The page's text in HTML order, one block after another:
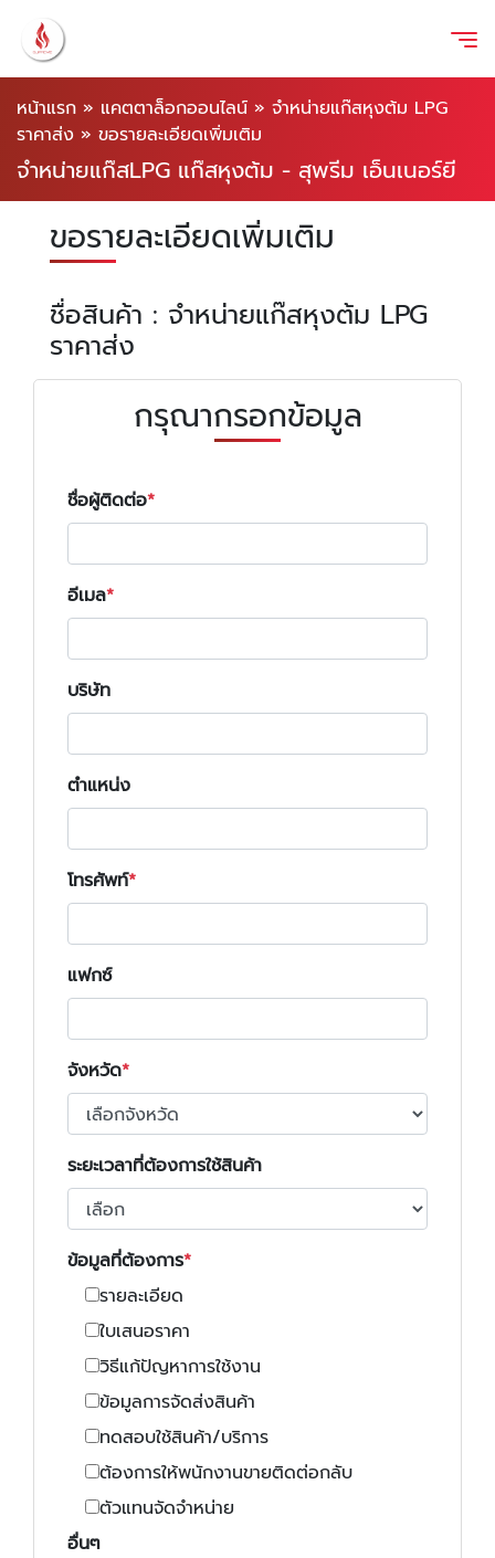
หน้าแรก » แคตตาล็อกออนไลน์ » จำหน่ายแก๊สหุงต้ม LPG
ราคาส่ง » ขอรายละเอียดเพิ่มเติม
จำหน่ายแก๊สLPG แก๊สหุงต้ม - สุพรีม เอ็นเนอร์ยี
ขอรายละเอียดเพิ่มเติม
ชื่อสินค้า : จำหน่ายแก๊สหุงต้ม LPG
ราคาส่ง
กรุณากรอกข้อมูล
ชื่อผู้ติดต่อ
อีเมล
บริษัท
ตำแหน่ง
โทรศัพท์
แฟกซ์
จังหวัด
ระยะเวลาที่ต้องการใช้สินค้า
ข้อมูลที่ต้องการ
รายละเอียด
ใบเสนอราคา
วิธีแก้ปัญหาการใช้งาน
ข้อมูลการจัดส่งสินค้า
ทดสอบใช้สินค้า/บริการ
ต้องการให้พนักงานขายติดต่อกลับ
ตัวแทนจัดจำหน่าย
อื่นๆ